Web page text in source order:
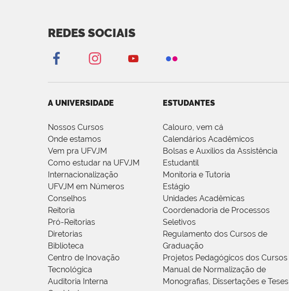
REDES SOCIAIS
A UNIVERSIDADE
Nossos Cursos
Onde estamos
Vem pra UFVJM
Como estudar na UFVJM
Internacionalização
UFVJM em Números
Conselhos
Reitoria
Pró-Reitorias
Diretorias
Biblioteca
Centro de Inovação
Tecnológica
Auditoria Interna
ESTUDANTES
Calouro, vem cá
Calendários Acadêmicos
Bolsas e Auxílios da Assistência
Estudantil
Monitoria e Tutoria
Estágio
Unidades Acadêmicas
Coordenadoria de Processos
Seletivos
Regulamento dos Cursos de
Graduação
Projetos Pedagógicos dos Cursos
Manual de Normalização de
Monografias, Dissertações e Teses